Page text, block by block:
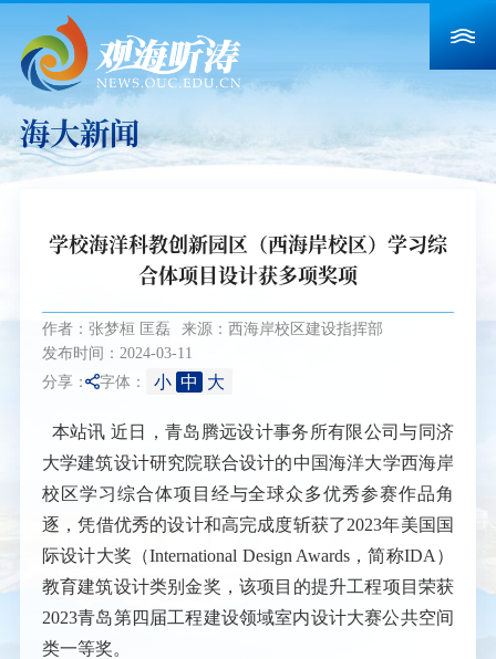
海大新闻
学校海洋科教创新园区（西海岸校区）学习综
合体项目设计获多项奖项
作者：张梦桓 匡磊
来源：西海岸校区建设指挥部
发布时间：2024-03-11
分享： 字体： 小 中 大
本站讯 近日，青岛腾远设计事务所有限公司与同济
大学建筑设计研究院联合设计的中国海洋大学西海岸
校区学习综合体项目经与全球众多优秀参赛作品角
逐，凭借优秀的设计和高完成度斩获了2023年美国国
际设计大奖（International Design Awards，简称IDA）
教育建筑设计类别金奖，该项目的提升工程项目荣获
2023青岛第四届工程建设领域室内设计大赛公共空间
类一等奖。